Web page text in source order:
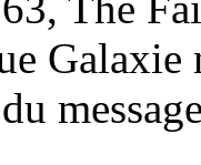
Galaxie